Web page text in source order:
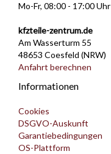
Mo-Fr, 08:00 - 17:00 Uhr
kfzteile-zentrum.de
Am Wasserturm 55
48653 Coesfeld (NRW)
Anfahrt berechnen
Informationen
Cookies
DSGVO-Auskunft
Garantiebedingungen
OS-Plattform